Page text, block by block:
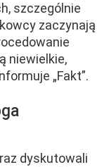
szczególnie
zaczynają
niewielkie,
„Fakt”.
dyskutowali